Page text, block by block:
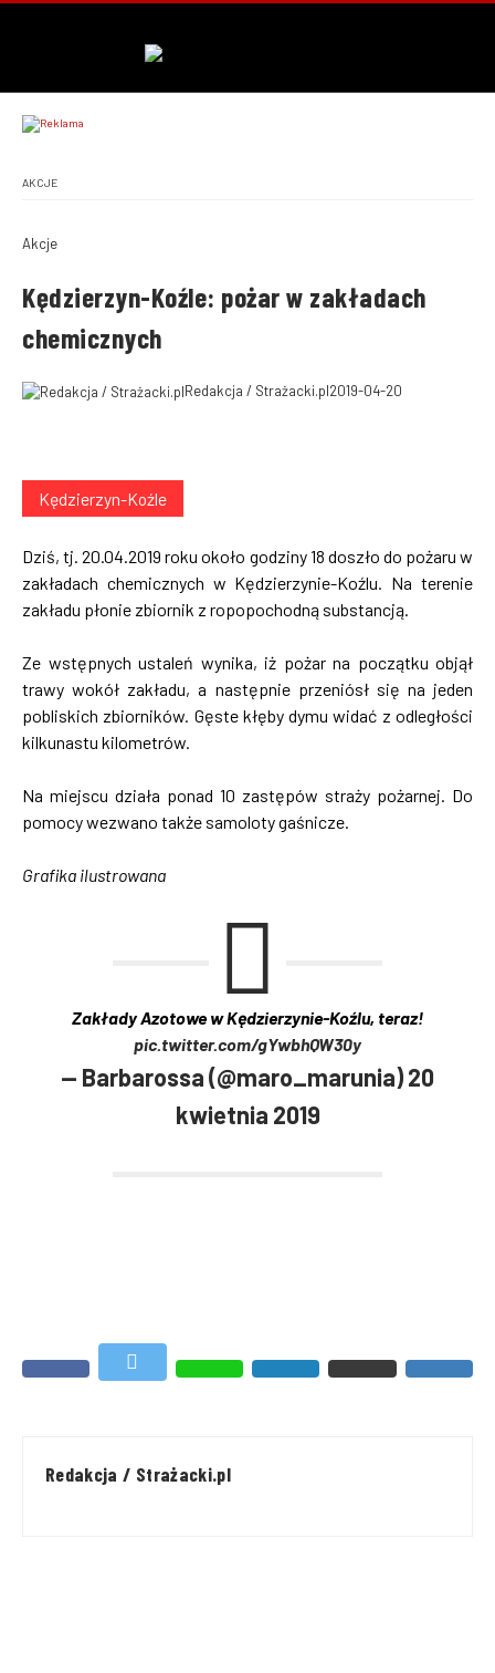
AKCJE
Akcje
Kędzierzyn-Koźle: pożar w zakładach
chemicznych
Redakcja / Strażacki.pl2019-04-20
Kędzierzyn-Koźle
Dziś, tj. 20.04.2019 roku około godziny 18 doszło do pożaru w
zakładach chemicznych w Kędzierzynie-Koźlu. Na terenie
zakładu płonie zbiornik z ropopochodną substancją.
Ze wstępnych ustaleń wynika, iż pożar na początku objął
trawy wokół zakładu, a następnie przeniósł się na jeden
pobliskich zbiorników. Gęste kłęby dymu widać z odległości
kilkunastu kilometrów.
Na miejscu działa ponad 10 zastępów straży pożarnej. Do
pomocy wezwano także samoloty gaśnicze.
Grafika ilustrowana
Zakłady Azotowe w Kędzierzynie-Koźlu, teraz!
pic.twitter.com/gYwbhQW30y
— Barbarossa (@maro_marunia)20
kwietnia 2019
Redakcja / Strażacki.pl